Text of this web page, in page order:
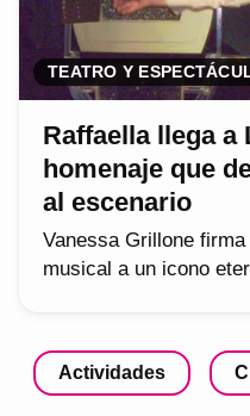
TEATRO Y
Raffaella llega a
homenaje que
al escenario
Vanessa Grillone
musical a un icono
Actividades